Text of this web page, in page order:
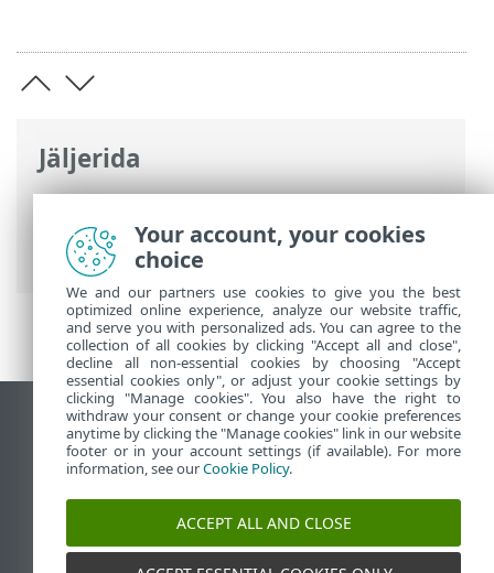
Jäljerida
ESET-i veebispikker>ESET Endpoint
Antivirus
>Toote ESET Endpoint Antivirus
kasutamine>Tööriistad > Turbearuanne
Vaata tavaarvutile mõeldud veebilehte
End of Life
ESET-i teabebaas
ESET-i foorum
ESET Status Portal
Piirkondlik tugi
Your account, your cookies
choice
We and our partners use cookies to give you the best
optimized online experience, analyze our website traffic,
and serve you with personalized ads. You can agree to the
collection of all cookies by clicking "Accept all and close",
decline all non-essential cookies by choosing "Accept
essential cookies only", or adjust your cookie settings by
clicking "Manage cookies". You also have the right to
withdraw your consent or change your cookie preferences
anytime by clicking the "Manage cookies" link in our website
footer or in your account settings (if available). For more
information, see ourCookie Policy.
ACCEPT ALL AND CLOSE